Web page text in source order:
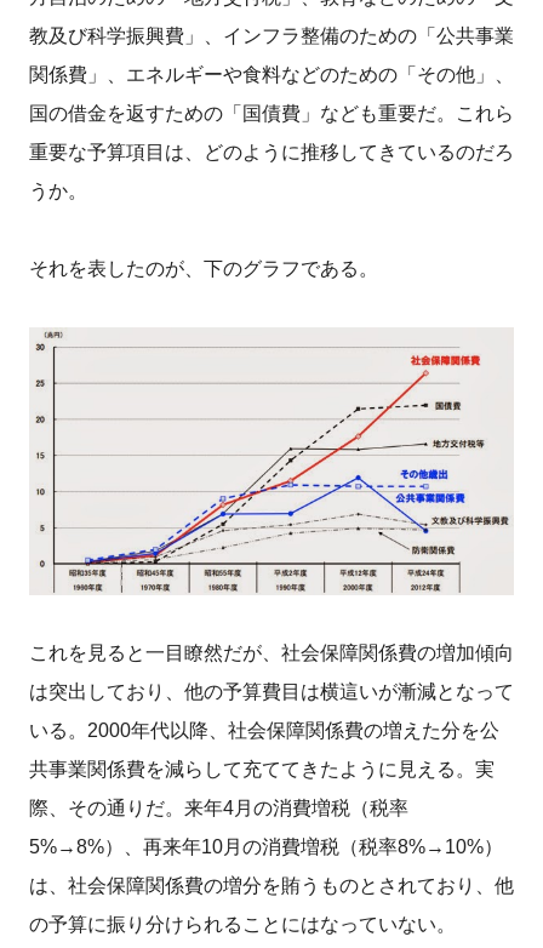
教及び科学振興費」、インフラ整備のための「公共事業
関係費」、エネルギーや食料などのための「その他」、
国の借金を返すための「国債費」なども重要だ。これら
重要な予算項目は、どのように推移してきているのだろ
うか。
それを表したのが、下のグラフである。
これを見ると一目瞭然だが、社会保障関係費の増加傾向
は突出しており、他の予算費目は横這いが漸減となって
いる。2000年代以降、社会保障関係費の増えた分を公
共事業関係費を減らして充ててきたように見える。実
際、その通りだ。来年4月の消費増税（税率
5%→8%）、再来年10月の消費増税（税率8%→10%）
は、社会保障関係費の増分を賄うものとされており、他
の予算に振り分けられることにはなっていない。